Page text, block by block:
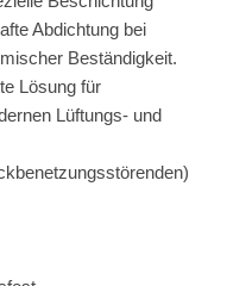
Abdichtung bei
Beständigkeit.
Lösung für
Lüftungs- und